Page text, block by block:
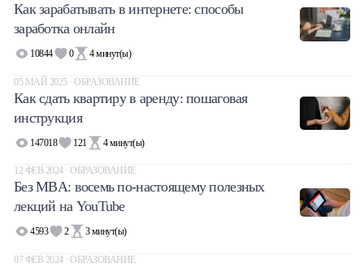
Как зарабатывать в интернете: способы
заработка онлайн
10844 0 4минут(ы)
05 МАЙ 2025 · ОБРАЗОВАНИЕ
Как сдать квартиру в аренду: пошаговая
инструкция
147018 121 4минут(ы)
12 ФЕВ 2024 · ОБРАЗОВАНИЕ
Без MBA: восемь по-настоящему полезных
лекций на YouTube
4593 2 3 минут(ы)
07 ФЕВ 2024 · ОБРАЗОВАНИЕ